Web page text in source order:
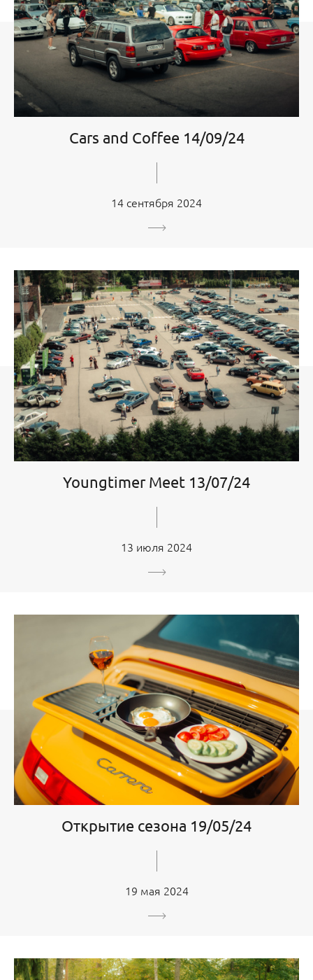
Cars and Coffee 14/09/24
14 сентября 2024
Youngtimer Meet 13/07/24
13 июля 2024
Открытие сезона 19/05/24
19 мая 2024